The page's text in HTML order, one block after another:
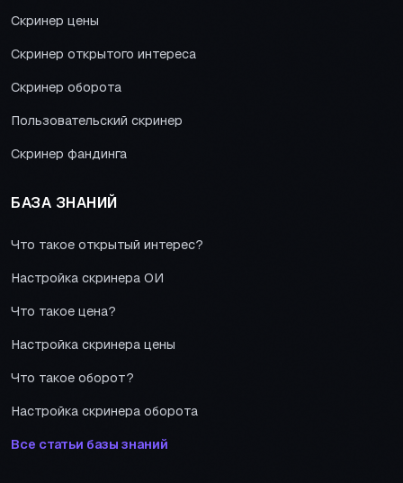
Скринер цены
Скринер открытого интереса
Скринер оборота
Пользовательский скринер
Скринер фандинга
БАЗА ЗНАНИЙ
Что такое открытый интерес?
Настройка скринера ОИ
Что такое цена?
Настройка скринера цены
Что такое оборот?
Настройка скринера оборота
Все статьи базы знаний